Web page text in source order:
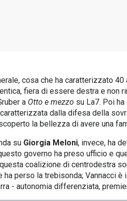
cosa che ha caratterizzato
fiera di essere destra e non
a Otto e mezzo su La7. Poi
dalla difesa della
la bellezza di avere una
su Giorgia Meloni, invece, ha
governo ha preso ufficio e
coalizione di centrodestra
ha perso la trebisonda;
- autonomia differenziata,